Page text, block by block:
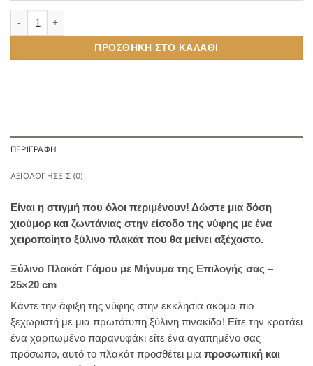
ΠΡΟΣΘΉΚΗ ΣΤΟ ΚΑΛΆΘΙ
ΠΕΡΙΓΡΑΦΉ
ΑΞΙΟΛΟΓΉΣΕΙΣ (0)
Είναι η στιγμή που όλοι περιμένουν! Δώστε μια δόση
χιούμορ και ζωντάνιας στην είσοδο της νύφης με ένα
χειροποίητο ξύλινο πλακάτ που θα μείνει αξέχαστο.
Ξύλινο Πλακάτ Γάμου με Μήνυμα της Επιλογής σας –
25×20 cm
Κάντε την άφιξη της νύφης στην εκκλησία ακόμα πιο
ξεχωριστή με μια πρωτότυπη ξύλινη πινακίδα! Είτε την κρατάει
ένα χαριτωμένο παρανυφάκι είτε ένα αγαπημένο σας
πρόσωπο, αυτό το πλακάτ προσθέτει μια προσωπική και